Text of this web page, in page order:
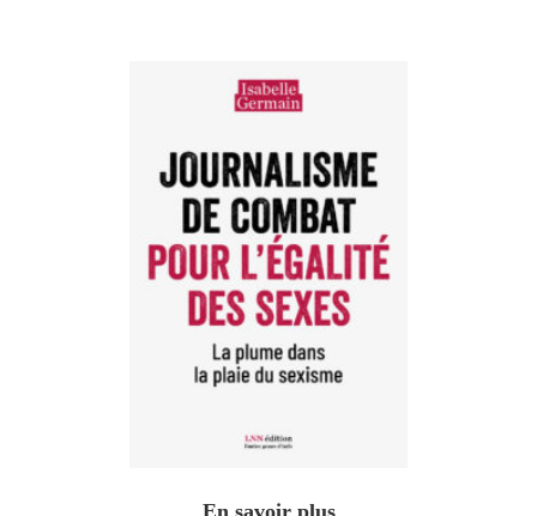
En savoir plus